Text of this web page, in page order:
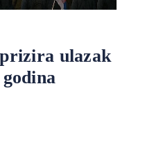
ulazak